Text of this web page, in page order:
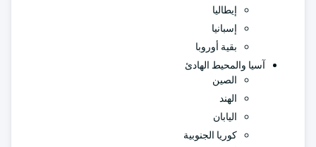
إيطاليا
إسبانيا
بقية أوروبا
آسيا والمحيط الهادئ
الصين
الهند
اليابان
كوريا الجنوبية